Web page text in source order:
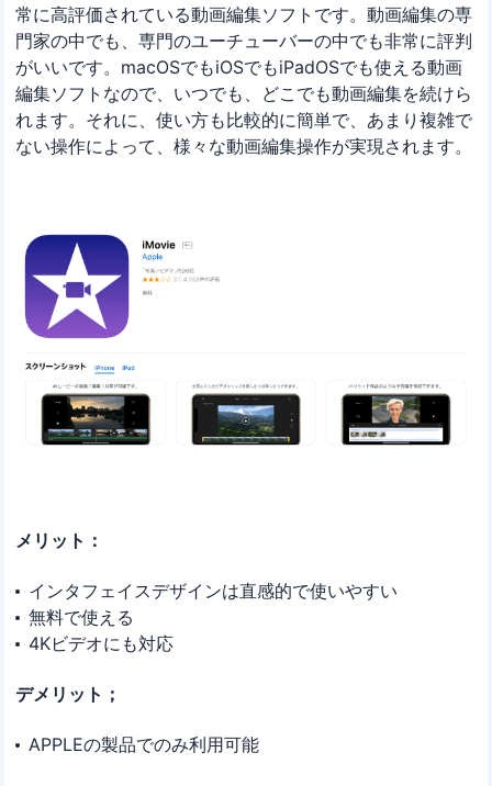
常に高評価されている動画編集ソフトです。動画編集の専
門家の中でも、専門のユーチューバーの中でも非常に評判
がいいです。macOSでもiOSでもiPadOSでも使える動画
編集ソフトなので、いつでも、どこでも動画編集を続けら
れます。それに、使い方も比較的に簡単で、あまり複雑で
ない操作によって、様々な動画編集操作が実現されます。
メリット：
インタフェイスデザインは直感的で使いやすい
無料で使える
4Kビデオにも対応
デメリット；
APPLEの製品でのみ利用可能